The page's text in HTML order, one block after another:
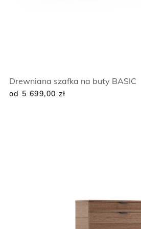
Drewniana szafka na buty BASIC
od 5 699,00 zł